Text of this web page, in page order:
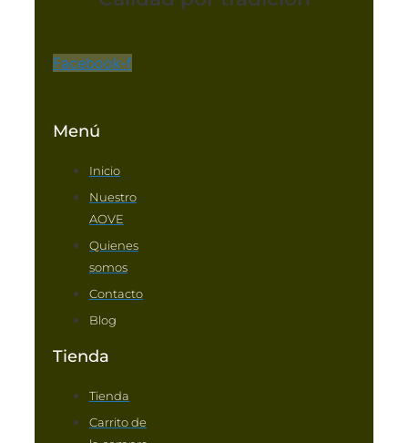
Facebook-f
Menú
Inicio
Nuestro
AOVE
Quienes
somos
Contacto
Blog
Tienda
Tienda
Carrito de